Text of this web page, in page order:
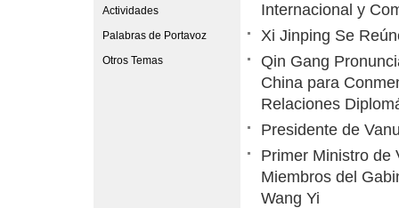
Actividades
Palabras de Portavoz
Otros Temas
Internacional y
Xi Jinping Se
Qin Gang
China para
Relaciones
Presidente de
Primer Ministro de
Miembros del
Wang Yi